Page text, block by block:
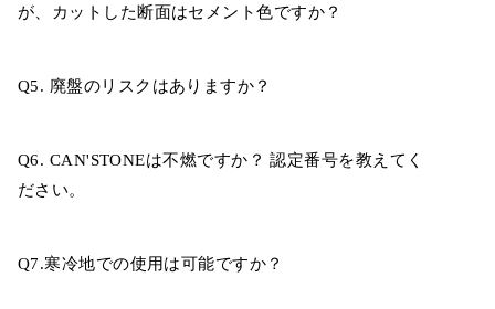
が、カットした断面はセメント色ですか？
Q5. 廃盤のリスクはありますか？
Q6. CAN'STONEは不燃ですか？ 認定番号を教えてく
ださい。
Q7.寒冷地での使用は可能ですか？